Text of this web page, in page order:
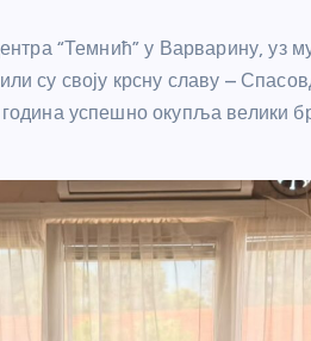
“Темнић” у Варварину, уз
су своју крсну славу –
успешно окупља велики